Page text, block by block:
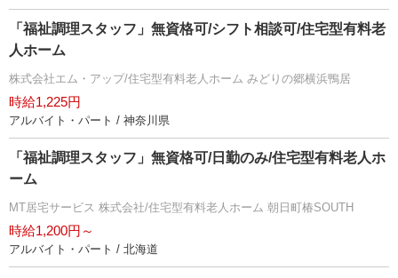
「福祉調理スタッフ」無資格可/シフト相談可/住宅型有料老
人ホーム
株式会社エム・アップ/住宅型有料老人ホーム みどりの郷横浜鴨居
時給1,225円
アルバイト・パート / 神奈川県
「福祉調理スタッフ」無資格可/日勤のみ/住宅型有料老人ホ
ーム
MT居宅サービス 株式会社/住宅型有料老人ホーム 朝日町椿SOUTH
時給1,200円～
アルバイト・パート / 北海道